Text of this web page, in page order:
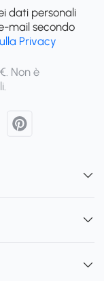
dati personali
mail secondo
Privacy
Non è